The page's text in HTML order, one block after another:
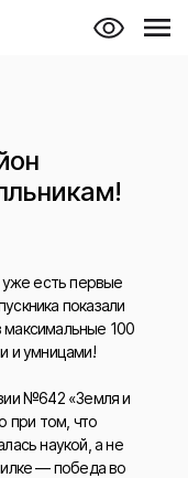
есть первые
показали
100
и умницами!
№642 «Земля и
при том, что
наукой, а не
— победа во